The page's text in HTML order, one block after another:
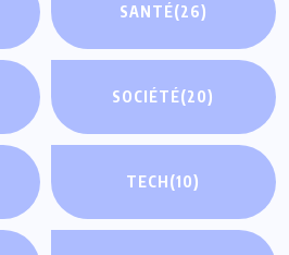
SANTÉ(26)
SOCIÉTÉ(20)
TECH(10)